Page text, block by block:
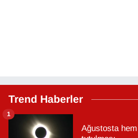
Trend Haberler
Ağustosta
1